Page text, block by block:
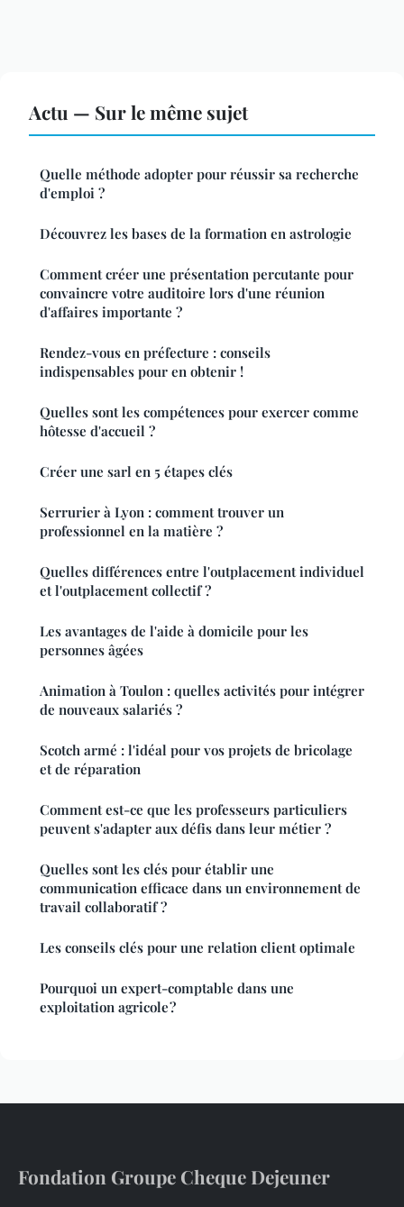
Actu — Sur le même sujet
Quelle méthode adopter pour réussir sa recherche
d'emploi ?
Découvrez les bases de la formation en astrologie
Comment créer une présentation percutante pour
convaincre votre auditoire lors d'une réunion
d'affaires importante ?
Rendez-vous en préfecture : conseils
indispensables pour en obtenir !
Quelles sont les compétences pour exercer comme
hôtesse d'accueil ?
Créer une sarl en 5 étapes clés
Serrurier à Lyon : comment trouver un
professionnel en la matière ?
Quelles différences entre l'outplacement individuel
et l'outplacement collectif ?
Les avantages de l'aide à domicile pour les
personnes âgées
Animation à Toulon : quelles activités pour intégrer
de nouveaux salariés ?
Scotch armé : l'idéal pour vos projets de bricolage
et de réparation
Comment est-ce que les professeurs particuliers
peuvent s'adapter aux défis dans leur métier ?
Quelles sont les clés pour établir une
communication efficace dans un environnement de
travail collaboratif ?
Les conseils clés pour une relation client optimale
Pourquoi un expert-comptable dans une
exploitation agricole ?
Fondation Groupe Cheque Dejeuner